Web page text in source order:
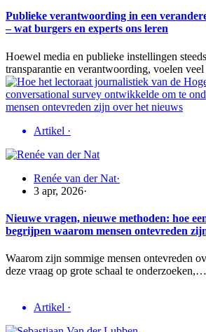
Publieke verantwoording in een
– wat burgers en experts ons leren
Hoewel media en publieke instellingen
transparantie en verantwoording, voelen
Artikel ·
Renée van der Nat·
3 apr, 2026·
Nieuwe vragen, nieuwe methoden: hoe
begrijpen waarom mensen ontevreden
Waarom zijn sommige mensen ontevreden
deze vraag op grote schaal te onderzoeken,…
Artikel ·